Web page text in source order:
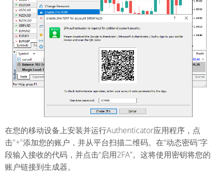
在您的移动设备上安装并运行Authenticator应用程序，点
击"+"添加您的账户，并从平台扫描二维码。在“动态密码”字
段输入接收的代码，并点击“启用2FA”。这将使用密钥将您的
账户链接到生成器。